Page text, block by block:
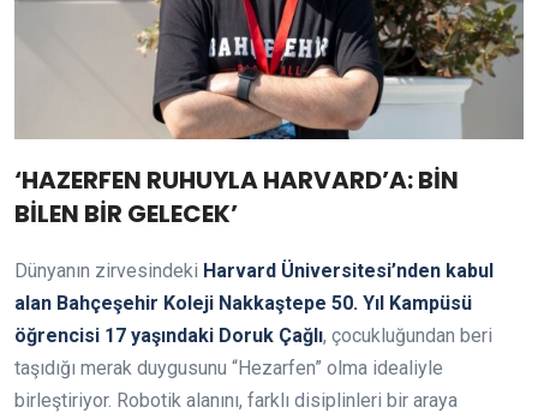
‘HAZERFEN RUHUYLA HARVARD’A: BİN
BİLEN BİR GELECEK’
Dünyanın zirvesindeki Harvard Üniversitesi’nden kabul
alan Bahçeşehir Koleji Nakkaştepe 50. Yıl Kampüsü
öğrencisi 17 yaşındaki Doruk Çağlı, çocukluğundan beri
taşıdığı merak duygusunu “Hezarfen” olma idealiyle
birleştiriyor. Robotik alanını, farklı disiplinleri bir araya